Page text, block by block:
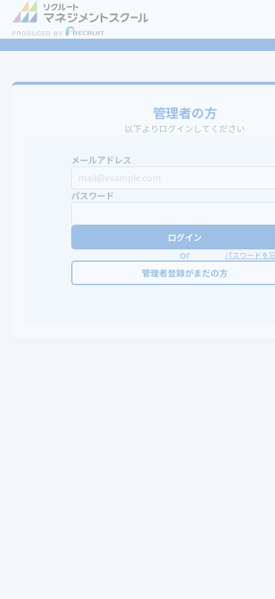
管理者の方
以下よりログインしてください
メールアドレス
パスワード
ログイン
or パスワードを
管理者登録がまだの方